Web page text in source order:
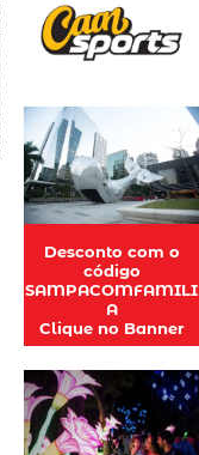
Desconto com o
código
SAMPACOMFAMILI
A
Clique no Banner